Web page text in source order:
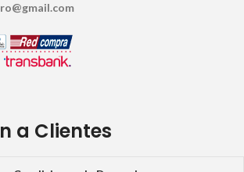
a Clientes